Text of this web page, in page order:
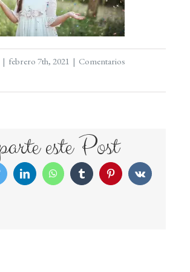
| febrero 7th, 2021 | Comentarios
este Post
TwitterLinkedInWhatsAppTumblr PinterestVk